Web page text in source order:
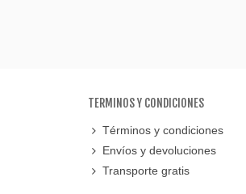
TERMINOS Y CONDICIONES
Términos y condiciones
Envíos y devoluciones
Transporte gratis